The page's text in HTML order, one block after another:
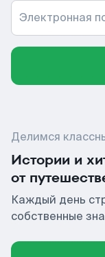
Электронная
Делимся
Истории и
от
Каждый день
собственные